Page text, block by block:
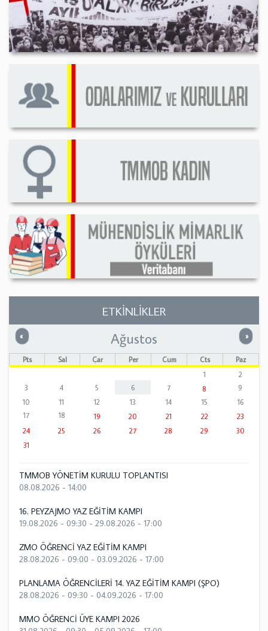
ETKİNLİKLER
« Önceki »
Ağustos
Pts Sal Çar Per Cum Cts
Paz
1
2
3
4 5 6 7 8
9
10
11 12 13 14 15
16
17
18 19 20 21 22
23
24
25 26 27 28 29
30
31
TMMOB YÖNETİM KURULU TOPLANTISI
08.08.2026 - 14:00
16. PEYZAJMO YAZ EĞİTİM KAMPI
19.08.2026 - 09:30 - 29.08.2026 - 17:00
ZMO ÖĞRENCİ YAZ EĞİTİM KAMPI
28.08.2026 - 09:00 - 03.09.2026 - 17:00
PLANLAMA ÖĞRENCİLERİ 14. YAZ EĞİTİM KAMPI (ŞPO)
28.08.2026 - 09:30 - 04.09.2026 - 17:00
MMO ÖĞRENCİ ÜYE KAMPI 2026